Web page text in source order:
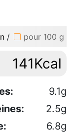
/ pour 100 g
141Kcal
9.1g
2.5g
6.8g